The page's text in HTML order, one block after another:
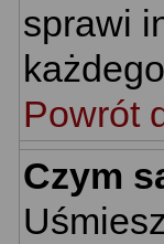
sprawi
Powrót
Czym